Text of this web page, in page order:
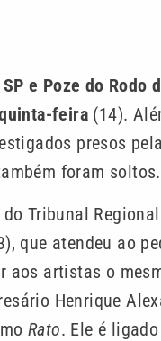
SP e Poze do Rodo
feira (14).
presos pela
foram soltos.
Tribunal
que atendeu ao
aos artistas o
Henrique
Rato. Ele é